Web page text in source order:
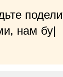
нам